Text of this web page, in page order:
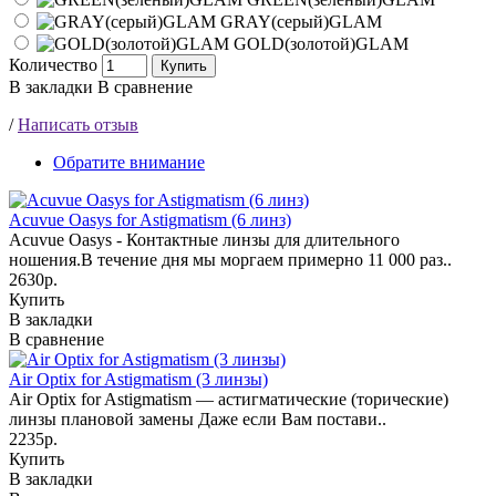
GRAY(серый)GLAM
GOLD(золотой)GLAM
Количество
Купить
В закладки В сравнение
/Написать отзыв
Обратите внимание
Acuvue Oasys for Astigmatism (6 линз)
Acuvue Oasys - Контактные линзы для длительного
ношения.В течение дня мы моргаем примерно 11 000 раз..
2630р.
Купить
В закладки
В сравнение
Air Optix for Astigmatism (3 линзы)
Air Optix for Astigmatism — астигматические (торические)
линзы плановой замены Даже если Вам постави..
2235р.
Купить
В закладки